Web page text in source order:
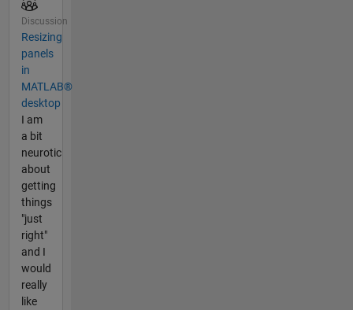
Discussion
Resizing
panels
in
MATLAB®
desktop
I am
a bit
neurotic
about
getting
things
"just
right"
and I
would
really
like